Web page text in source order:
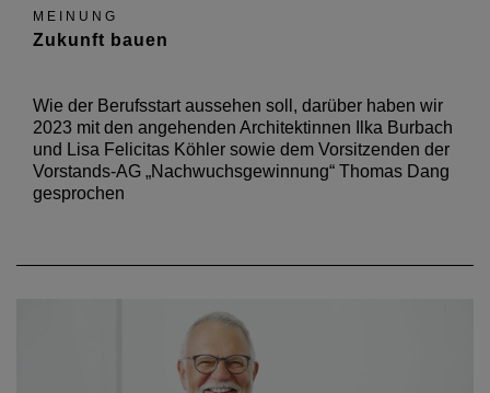
MEINUNG
Zukunft bauen
Wie der Berufsstart aussehen soll, darüber haben wir
2023 mit den angehenden Architektinnen Ilka Burbach
und Lisa Felicitas Köhler sowie dem Vorsitzenden der
Vorstands-AG „Nachwuchsgewinnung“ Thomas Dang
gesprochen